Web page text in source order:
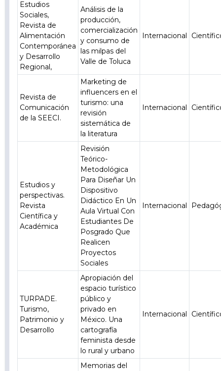
Estudios
Sociales,
Revista de
Alimentación
Contemporánea
y Desarrollo
Regional,
Análisis de la
producción,
comercialización
y consumo de
las milpas del
Valle de Toluca
Internacional
Revista de
Comunicación
de la SEECI.
Marketing de
influencers en el
turismo: una
revisión
sistemática de
la literatura
Internacional
Estudios y
perspectivas.
Revista
Científica y
Académica
Revisión
Teórico-
Metodológica
Para Diseñar Un
Dispositivo
Didáctico En Un
Aula Virtual Con
Estudiantes De
Posgrado Que
Realicen
Proyectos
Sociales
Internacional
TURPADE.
Turismo,
Patrimonio y
Desarrollo
Apropiación del
espacio turístico
público y
privado en
México. Una
cartografía
feminista desde
lo rural y urbano
Internacional
Memorias del